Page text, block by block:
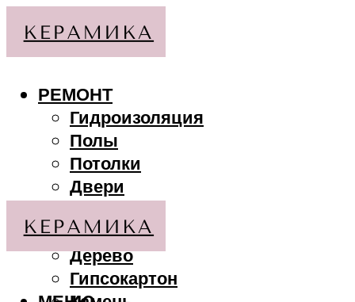
РЕМОНТ
Гидроизоляция
Полы
Потолки
Двери
МАТЕРИАЛЫ
Дерево
Гипсокартон